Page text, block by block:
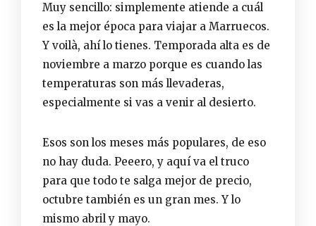
Muy sencillo: simplemente atiende a cuál
es la mejor época para viajar a Marruecos.
Y voilà, ahí lo tienes. Temporada alta es de
noviembre a marzo porque es cuando las
temperaturas son más llevaderas,
especialmente si vas a venir al desierto.
Esos son los meses más populares, de eso
no hay duda. Peeero, y aquí va el truco
para que todo te salga mejor de precio,
octubre también es un gran mes. Y lo
mismo abril y mayo.